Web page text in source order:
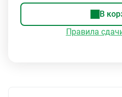
В
Правила